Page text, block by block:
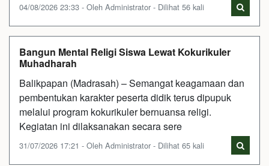
04/08/2026 23:33 - Oleh Administrator - Dilihat 56 kali
Bangun Mental Religi Siswa Lewat Kokurikuler
Muhadharah
Balikpapan (Madrasah) – Semangat keagamaan dan
pembentukan karakter peserta didik terus dipupuk
melalui program kokurikuler bernuansa religi.
Kegiatan ini dilaksanakan secara sere
31/07/2026 17:21 - Oleh Administrator - Dilihat 65 kali